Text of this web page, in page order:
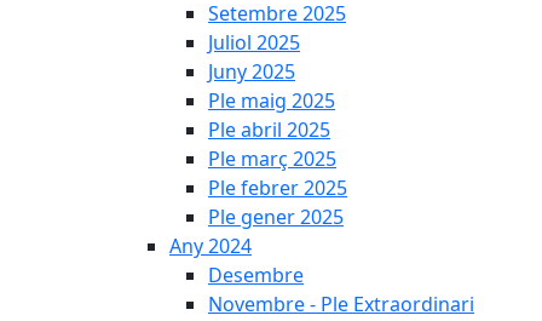
Setembre 2025
Juliol 2025
Juny 2025
Ple maig 2025
Ple abril 2025
Ple març 2025
Ple febrer 2025
Ple gener 2025
Any 2024
Desembre
Novembre - Ple Extraordinari